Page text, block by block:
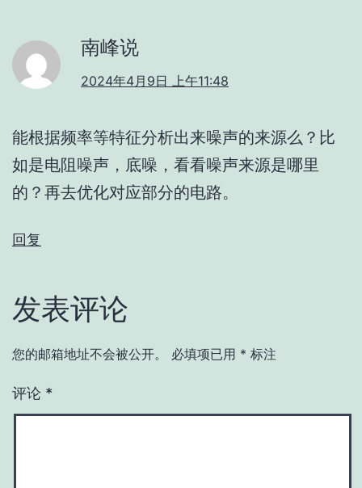
南峰说
2024年4月9日 上午11:48
能根据频率等特征分析出来噪声的来源么？比
如是电阻噪声，底噪，看看噪声来源是哪里
的？再去优化对应部分的电路。
回复
发表评论
您的邮箱地址不会被公开。 必填项已用 * 标注
评论 *